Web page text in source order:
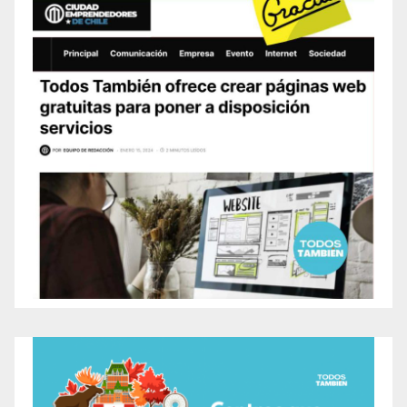
producción de video. Su presencia en línea no se
limita solo a cursos y programas, también ofrece
aprendizaje electrónico en temas de interés general,
como diversidad y liderazgo.
El Digital Creative Arts Centre, ubicado en 184 Horton
St. E., N6B 1K8, Londres, Ontario, Canadá, se
presenta como un recurso valioso para la comunidad.
Si buscas explorar tu creatividad en un entorno
enriquecedor, no dudes en visitar su sitio web y
conocer más acerca de los programas y servicios que
electrónico en su sitio web, ofreciendo cursos
gratuitos en diferentes áreas de interés general, que